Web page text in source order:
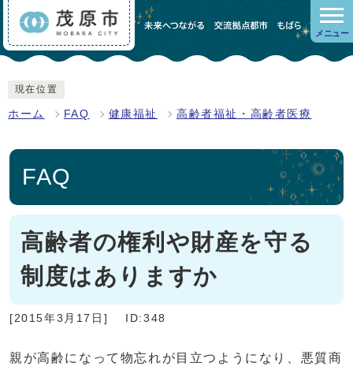
メニュー
現在位置
ホーム FAQ 健康福祉 高齢者福祉・高齢者医療
FAQ
高齢者の権利や財産を守る
制度はありますか
[2015年3月17日] ID:348
親が高齢になって物忘れが目立つようになり、悪質商